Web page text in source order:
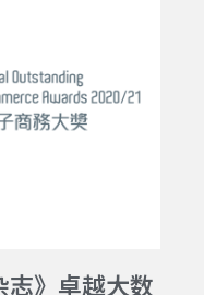
》卓越大数